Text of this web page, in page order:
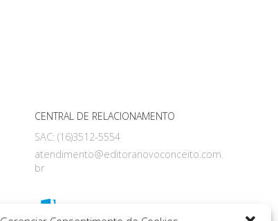
CENTRAL DE RELACIONAMENTO
SAC: (16)3512-5554
atendimento@editoranovoconceito.com.
br